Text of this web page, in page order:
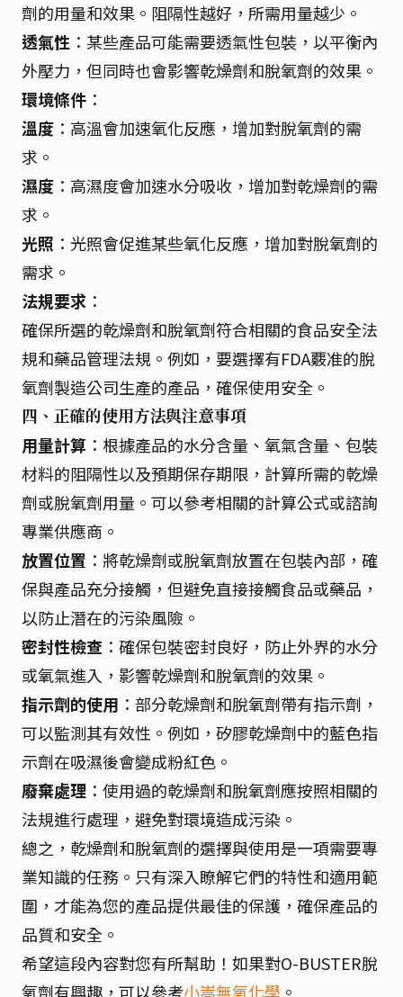
劑的用量和效果。阻隔性越好，所需用量越少。
透氣性 ：某些產品可能需要透氣性包裝，以平衡內
外壓力，但同時也會影響乾燥劑和脫氧劑的效果。
環境條件 ：
溫度 ：高溫會加速氧化反應，增加對脫氧劑的需
求。
濕度 ：高濕度會加速水分吸收，增加對乾燥劑的需
求。
光照 ：光照會促進某些氧化反應，增加對脫氧劑的
需求。
法規要求 ：
確保所選的乾燥劑和脫氧劑符合相關的食品安全法
規和藥品管理法規。例如，要選擇有FDA覈准的脫
氧劑製造公司生產的產品，確保使用安全。
四、正確的使用方法與注意事項
用量計算 ：根據產品的水分含量、氧氣含量、包裝
材料的阻隔性以及預期保存期限，計算所需的乾燥
劑或脫氧劑用量。可以參考相關的計算公式或諮詢
專業供應商。
放置位置 ：將乾燥劑或脫氧劑放置在包裝內部，確
保與產品充分接觸，但避免直接接觸食品或藥品，
以防止潛在的污染風險。
密封性檢查 ：確保包裝密封良好，防止外界的水分
或氧氣進入，影響乾燥劑和脫氧劑的效果。
指示劑的使用 ：部分乾燥劑和脫氧劑帶有指示劑，
可以監測其有效性。例如，矽膠乾燥劑中的藍色指
示劑在吸濕後會變成粉紅色。
廢棄處理 ：使用過的乾燥劑和脫氧劑應按照相關的
法規進行處理，避免對環境造成污染。
總之，乾燥劑和脫氧劑的選擇與使用是一項需要專
業知識的任務。只有深入瞭解它們的特性和適用範
圍，才能為您的產品提供最佳的保護，確保產品的
品質和安全。
希望這段內容對您有所幫助！如果對O-BUSTER脫
氧劑有興趣，可以參考小嵩無氧化學 。